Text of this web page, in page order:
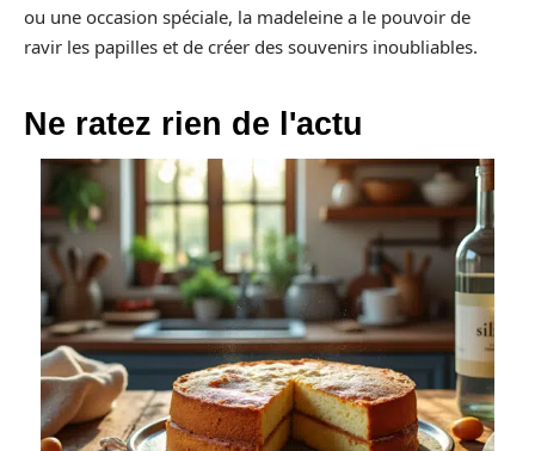
ou une occasion spéciale, la madeleine a le pouvoir de
ravir les papilles et de créer des souvenirs inoubliables.
Ne ratez rien de l'actu